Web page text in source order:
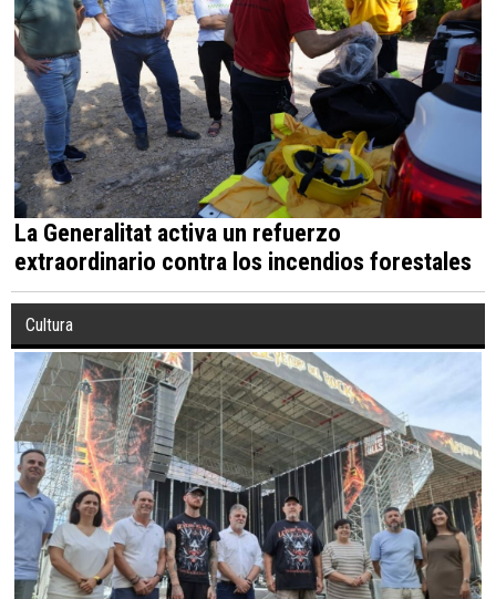
La Generalitat activa un refuerzo
extraordinario contra los incendios forestales
Cultura